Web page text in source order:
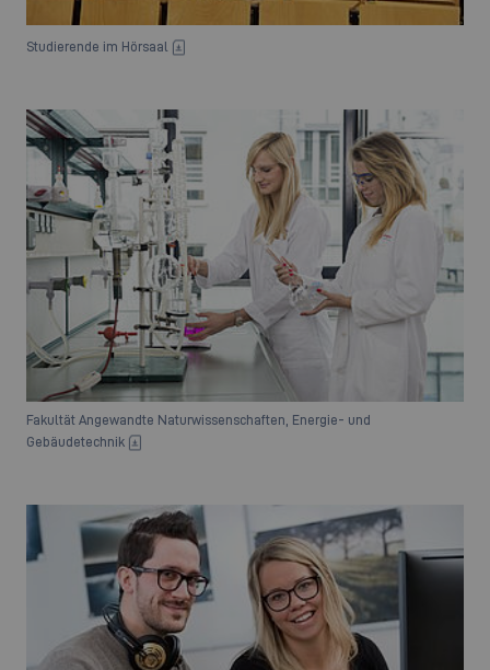
Studierende im Hörsaal
Fakultät Angewandte Naturwissenschaften, Energie- und
Gebäudetechnik